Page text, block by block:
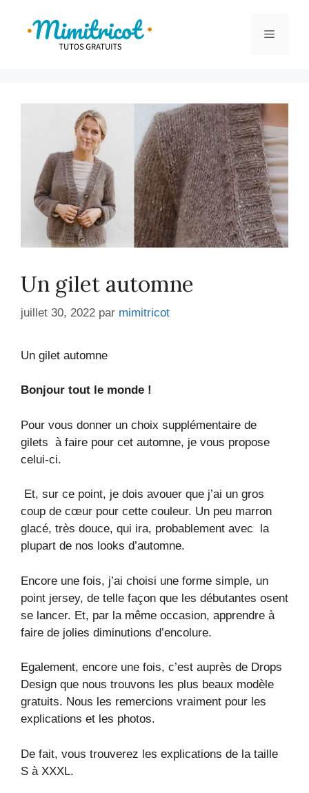
contenu
Menu
Un gilet automne
juillet 30, 2022 par mimitricot
Un gilet automne
Bonjour tout le monde !
Pour vous donner un choix supplémentaire de
gilets à faire pour cet automne, je vous propose
celui-ci.
Et, sur ce point, je dois avouer que j’ai un gros
coup de cœur pour cette couleur. Un peu marron
glacé, très douce, qui ira, probablement avec la
plupart de nos looks d’automne.
Encore une fois, j’ai choisi une forme simple, un
point jersey, de telle façon que les débutantes osent
se lancer. Et, par la même occasion, apprendre à
faire de jolies diminutions d’encolure.
Egalement, encore une fois, c’est auprès de Drops
Design que nous trouvons les plus beaux modèle
gratuits. Nous les remercions vraiment pour les
explications et les photos.
De fait, vous trouverez les explications de la taille
S à XXXL.